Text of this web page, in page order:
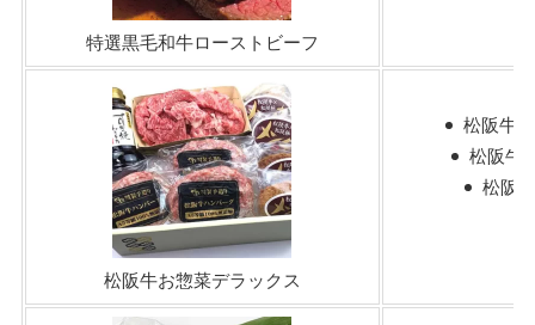
特選黒毛和牛ローストビーフ
松阪牛お惣菜デラックス
松阪牛
松阪牛
松阪